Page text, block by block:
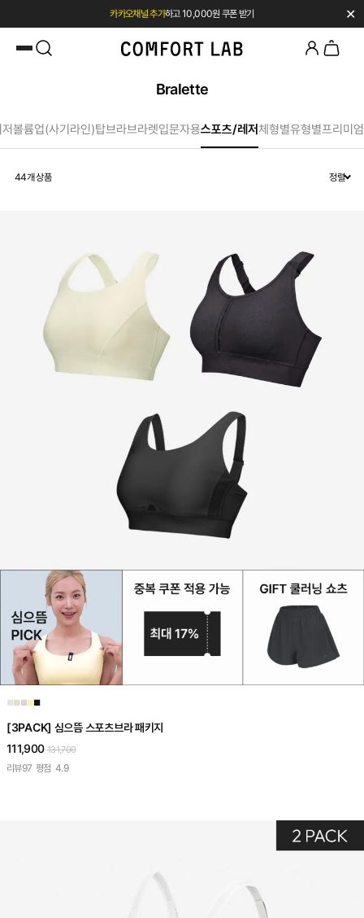
카카오채널 추가하고 10,000원 쿠폰 받기
첫 구매 전용 혜택 l 베스트셀러 50% OFF
✕
Bralette
볼륨업(사기라인)탑브라브라렛입문자용스포츠/레저체형별유형별프리미엄
44개 상품 정렬
■■■■■
[3PACK] 심으뜸 스포츠브라 패키지
111,900 131,700
리뷰97 평점 4.9